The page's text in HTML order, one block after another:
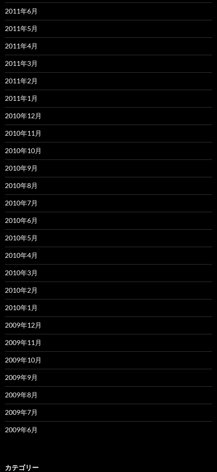
2011年6月
2011年5月
2011年4月
2011年3月
2011年2月
2011年1月
2010年12月
2010年11月
2010年10月
2010年9月
2010年8月
2010年7月
2010年6月
2010年5月
2010年4月
2010年3月
2010年2月
2010年1月
2009年12月
2009年11月
2009年10月
2009年9月
2009年8月
2009年7月
2009年6月
カテゴリー